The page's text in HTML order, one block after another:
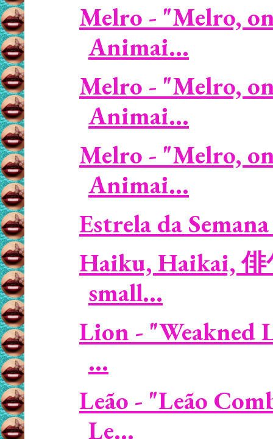
Melro - "Melro,
Animai...
Melro - "Melro,
Animai...
Melro - "Melro,
Animai...
Estrela da
Haiku, Haikai, 俳
small...
Lion - "Weakned
...
Leão - "Leão
Le...